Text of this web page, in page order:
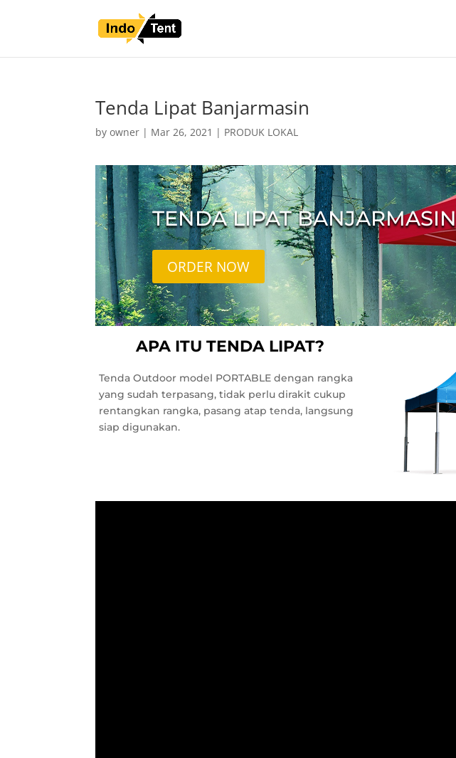
Tenda Lipat Banjarmasin
byowner | Mar 26, 2021 | PRODUK LOKAL
TENDA LIPAT BANJARMASIN
ORDER NOW
APA ITU TENDA LIPAT?
Tenda Outdoor model PORTABLE dengan rangka
yang sudah terpasang, tidak perlu dirakit cukup
rentangkan rangka, pasang atap tenda, langsung
siap digunakan.